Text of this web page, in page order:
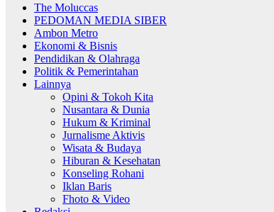
The Moluccas
PEDOMAN MEDIA SIBER
Ambon Metro
Ekonomi & Bisnis
Pendidikan & Olahraga
Politik & Pemerintahan
Lainnya
Opini & Tokoh Kita
Nusantara & Dunia
Hukum & Kriminal
Jurnalisme Aktivis
Wisata & Budaya
Hiburan & Kesehatan
Konseling Rohani
Iklan Baris
Fhoto & Video